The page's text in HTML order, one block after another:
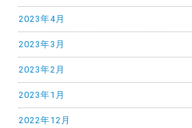
2023年4月
2023年3月
2023年2月
2023年1月
2022年12月